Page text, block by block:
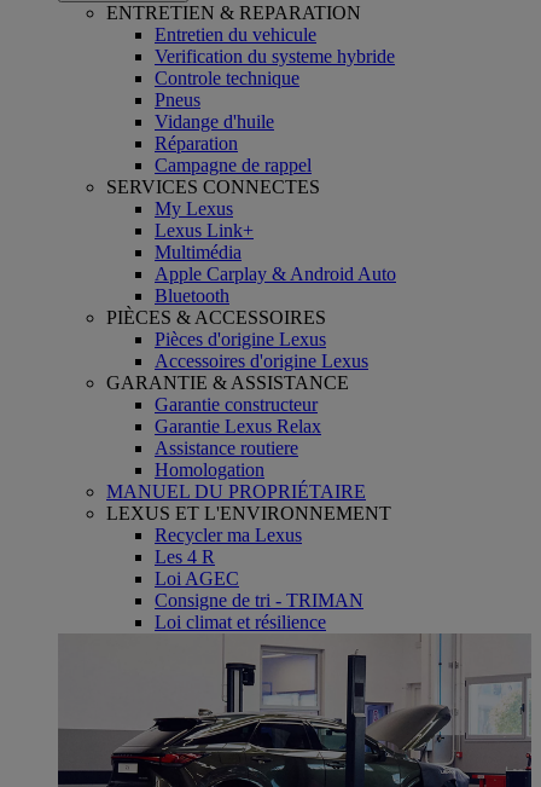
ENTRETIEN & REPARATION
Entretien du vehicule
Verification du systeme hybride
Controle technique
Pneus
Vidange d'huile
Réparation
Campagne de rappel
SERVICES CONNECTES
My Lexus
Lexus Link+
Multimédia
Apple Carplay & Android Auto
Bluetooth
PIÈCES & ACCESSOIRES
Pièces d'origine Lexus
Accessoires d'origine Lexus
GARANTIE & ASSISTANCE
Garantie constructeur
Garantie Lexus Relax
Assistance routiere
Homologation
MANUEL DU PROPRIÉTAIRE
LEXUS ET L'ENVIRONNEMENT
Recycler ma Lexus
Les 4 R
Loi AGEC
Consigne de tri - TRIMAN
Loi climat et résilience